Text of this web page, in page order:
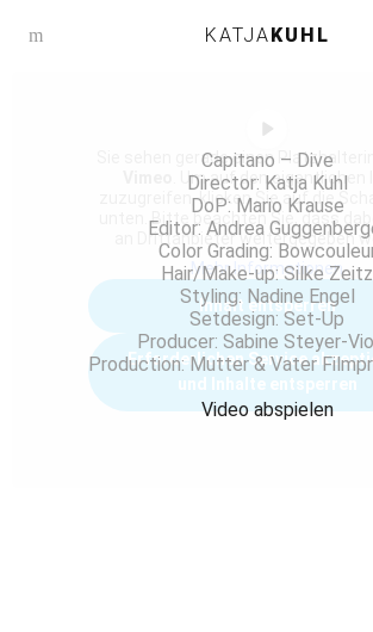
m KATJAKUHL
Sie sehen gerade einen
. Um auf den eigentlichen
zuzugreifen, klicken Sie auf die
unten. Bitte beachten Sie, dass
an Drittanbieter weitergegeben
Mehr Informationen
Inhalt entsperren
Erforderlichen Service
und Inhalte entsperren
Capitano – Dive
Director: Katja Kuhl
DoP: Mario Krause
Editor: Andrea
Color Grading:
Hair/Make-up: Silke Zeitz
Styling: Nadine Engel
Setdesign: Set-Up
Producer: Sabine Steyer-
Production: Mutter & Vater
Video abspielen